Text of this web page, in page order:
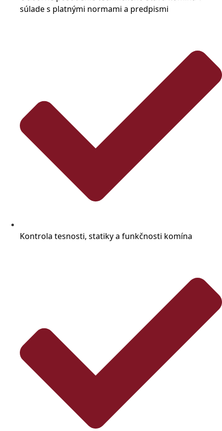
súlade s platnými normami a predpismi
Kontrola tesnosti, statiky a funkčnosti komína